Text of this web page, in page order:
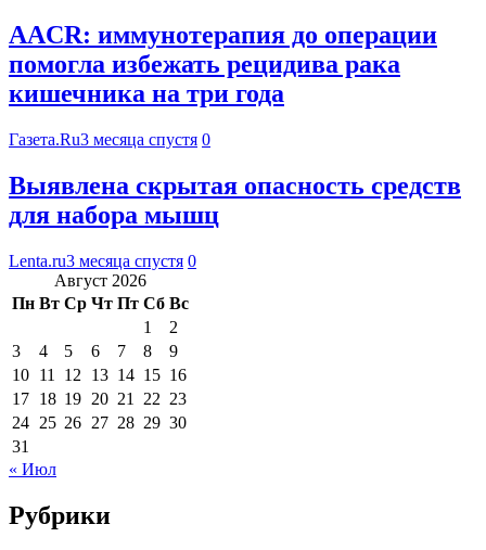
AACR: иммунотерапия до операции
помогла избежать рецидива рака
кишечника на три года
Газета.Ru3 месяца спустя 0
Выявлена скрытая опасность средств
для набора мышц
Lenta.ru3 месяца спустя 0
Август 2026
Пн Вт Ср Чт Пт Сб Вс
1
2
3
4 5 6 7 8
9
10 11 12 13 14 15 16
17 18 19 20 21 22 23
24 25 26 27 28 29 30
31
« Июл
Рубрики